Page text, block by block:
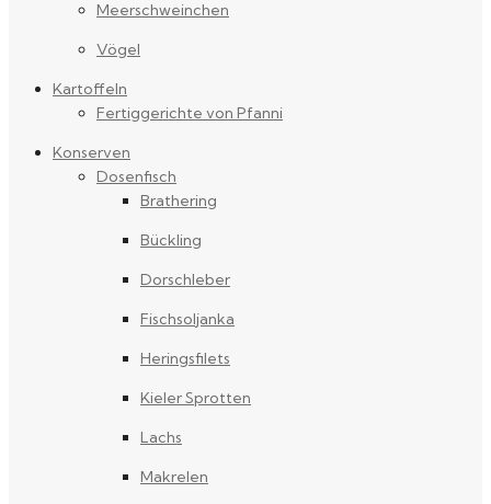
Meerschweinchen
Vögel
Kartoffeln
Fertiggerichte von Pfanni
Konserven
Dosenfisch
Brathering
Bückling
Dorschleber
Fischsoljanka
Heringsfilets
Kieler Sprotten
Lachs
Makrelen